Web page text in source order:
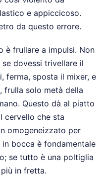
e appiccicoso.
da questo errore.
è frullare a impulsi. Non
dovessi trivellare il
ferma, sposta il mixer, e
frulla solo metà della
Questo dà al piatto
cervello che sta
omogeneizzato per
bocca è fondamentale
se tutto è una poltiglia
in fretta.